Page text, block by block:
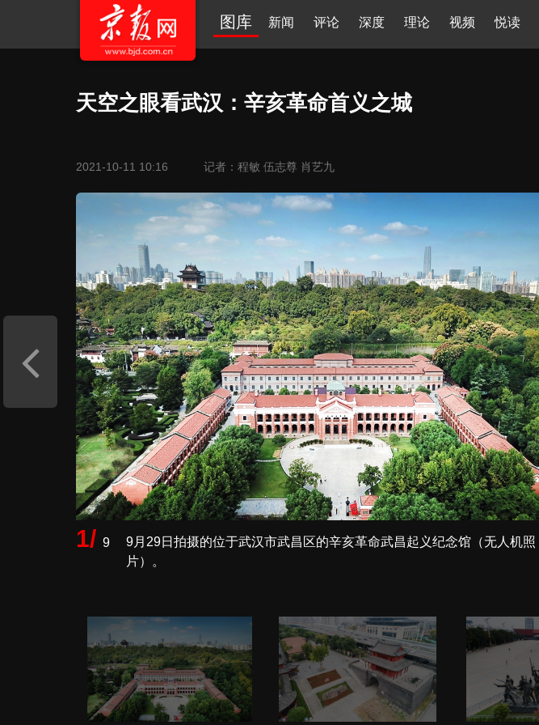
图库 新闻 评论 深度 理论 视频 悦读
天空之眼看武汉：辛亥革命首义之城
2021-10-11 10:16 记者：程敏 伍志尊 肖艺九
1/9
9月29日拍摄的位于武汉市武昌区的辛亥革命武昌起义纪念馆（无人机照
片）。